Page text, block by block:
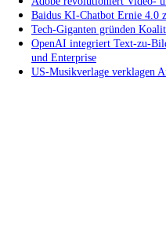
Baidus KI-Chatbot Ernie 4.0
Tech-Giganten gründen
OpenAI integriert Text-zu-
und Enterprise
US-Musikverlage verklagen